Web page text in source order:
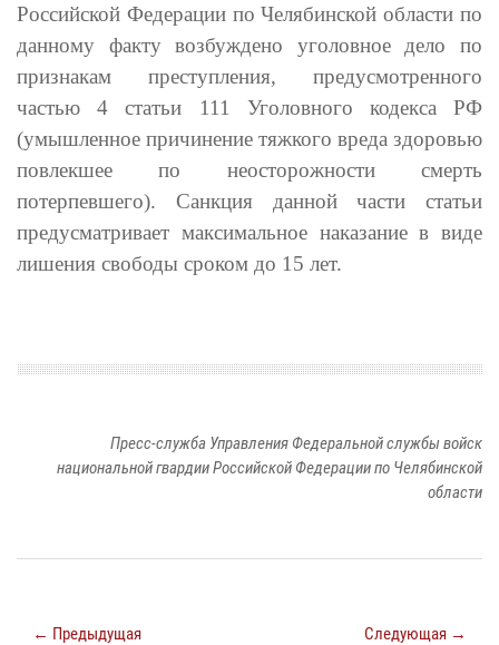
Российской Федерации по Челябинской области по
данному факту возбуждено уголовное дело по
признакам преступления, предусмотренного
частью 4 статьи 111 Уголовного кодекса РФ
(умышленное причинение тяжкого вреда здоровью
повлекшее по неосторожности смерть
потерпевшего). Санкция данной части статьи
предусматривает максимальное наказание в виде
лишения свободы сроком до 15 лет.
Пресс-служба Управления Федеральной службы войск
национальной гвардии Российской Федерации по Челябинской
области
← Предыдущая Следующая →